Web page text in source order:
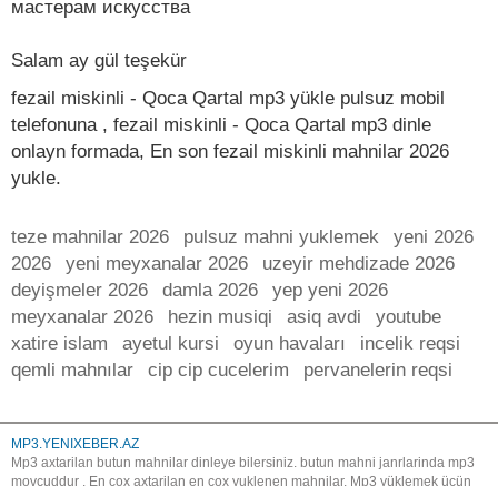
мастерам искусства
Salam ay gül teşekür
fezail miskinli - Qoca Qartal mp3 yükle pulsuz mobil
telefonuna , fezail miskinli - Qoca Qartal mp3 dinle
onlayn formada, En son fezail miskinli mahnilar 2026
yukle.
teze mahnilar 2026 pulsuz mahni yuklemek
yeni 2026
2026
yeni meyxanalar 2026
uzeyir mehdizade 2026
deyişmeler 2026
damla 2026
yep yeni 2026
meyxanalar 2026
hezin musiqi asiq avdi
youtube
xatire islam
ayetul kursi oyun havaları
incelik reqsi
qemli mahnılar
cip cip cucelerim pervanelerin reqsi
MP3.YENIXEBER.AZ
Mp3 axtarilan butun mahnilar dinleye bilersiniz. butun mahni janrlarinda mp3
movcuddur . En cox axtarilan en cox yuklenen mahnilar. Mp3 yüklemek üçün